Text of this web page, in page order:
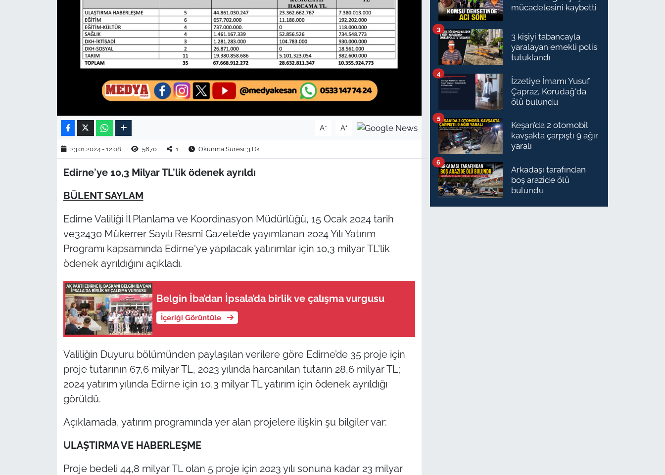
A- A+
23.01.2024 - 12:08 5670 1 Okunma Süresi: 3 Dk
Edirne'ye 10,3 Milyar TL'lik ödenek ayrıldı
BÜLENT SAYLAM
Edirne Valiliği İl Planlama ve Koordinasyon Müdürlüğü, 15 Ocak 2024 tarih
ve32430 Mükerrer Sayılı Resmî Gazete’de yayımlanan 2024 Yılı Yatırım
Programı kapsamında Edirne'ye yapılacak yatırımlar için 10,3 milyar TL'lik
ödenek ayrıldığını açıkladı.
Belgin İba’dan İpsala’da birlik ve çalışma vurgusu
İçeriği Görüntüle
Valiliğin Duyuru bölümünden paylaşılan verilere göre Edirne’de 35 proje için
proje tutarının 67,6 milyar TL, 2023 yılında harcanılan tutarın 28,6 milyar TL;
2024 yatırım yılında Edirne için 10,3 milyar TL yatırım için ödenek ayrıldığı
görüldü.
Açıklamada, yatırım programında yer alan projelere ilişkin şu bilgiler var:
ULAŞTIRMA VE HABERLEŞME
Proje bedeli 44,8 milyar TL olan 5 proje için 2023 yılı sonuna kadar 23 milyar
mücadelesini kaybetti
3 kişiyi tabancayla
yaralayan emekli polis
tutuklandı
3
İzzetiye İmamı Yusuf
Çapraz, Korudağ'da
ölü bulundu
4
Keşan’da 2 otomobil
kavşakta çarpıştı 9 ağır
yaralı
5
Arkadaşı tarafından
boş arazide ölü
bulundu
6
KÜLTÜR SANAT
EDİRNE
ÇANAKKALE
TÜRKİYE
Dış Haberler
İş Dünyası
Bilim Teknoloji
English News